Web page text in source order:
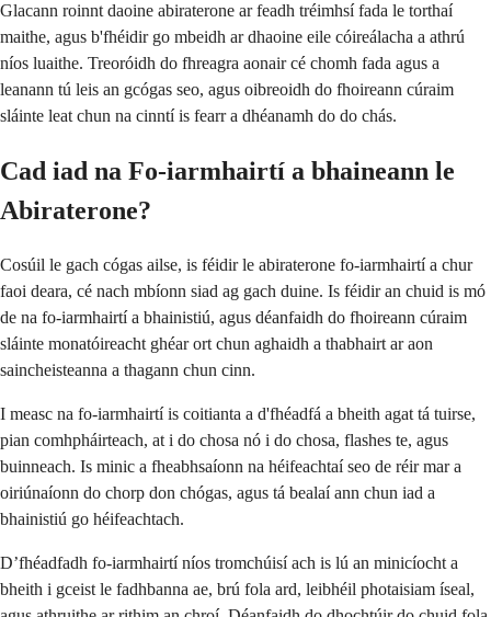
Glacann roinnt daoine abiraterone ar feadh tréimhsí fada le torthaí
maithe, agus b'fhéidir go mbeidh ar dhaoine eile cóireálacha a athrú
níos luaithe. Treoróidh do fhreagra aonair cé chomh fada agus a
leanann tú leis an gcógas seo, agus oibreoidh do fhoireann cúraim
sláinte leat chun na cinntí is fearr a dhéanamh do do chás.
Cad iad na Fo-iarmhairtí a bhaineann le
Abiraterone?
Cosúil le gach cógas ailse, is féidir le abiraterone fo-iarmhairtí a chur
faoi deara, cé nach mbíonn siad ag gach duine. Is féidir an chuid is mó
de na fo-iarmhairtí a bhainistiú, agus déanfaidh do fhoireann cúraim
sláinte monatóireacht ghéar ort chun aghaidh a thabhairt ar aon
saincheisteanna a thagann chun cinn.
I measc na fo-iarmhairtí is coitianta a d'fhéadfá a bheith agat tá tuirse,
pian comhpháirteach, at i do chosa nó i do chosa, flashes te, agus
buinneach. Is minic a fheabhsaíonn na héifeachtaí seo de réir mar a
oiriúnaíonn do chorp don chógas, agus tá bealaí ann chun iad a
bhainistiú go héifeachtach.
D’fhéadfadh fo-iarmhairtí níos tromchúisí ach is lú an minicíocht a
bheith i gceist le fadhbanna ae, brú fola ard, leibhéil photaisiam íseal,